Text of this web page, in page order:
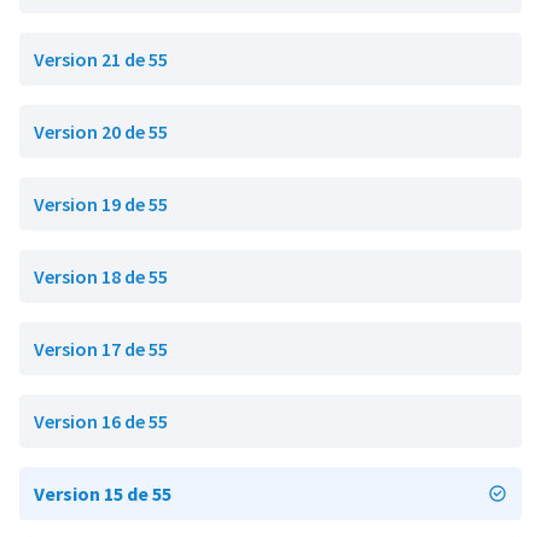
Version 21 de 55
Version 20 de 55
Version 19 de 55
Version 18 de 55
Version 17 de 55
Version 16 de 55
Version 15 de 55